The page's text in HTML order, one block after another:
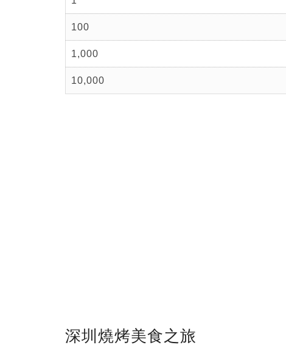
100
1,000
10,000
深圳燒烤美食之旅